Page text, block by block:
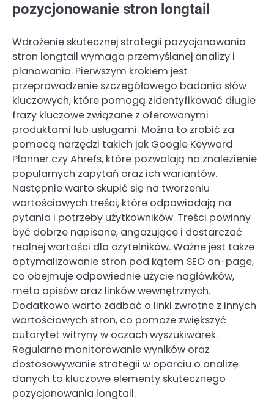
pozycjonowanie stron longtail
Wdrożenie skutecznej strategii pozycjonowania
stron longtail wymaga przemyślanej analizy i
planowania. Pierwszym krokiem jest
przeprowadzenie szczegółowego badania słów
kluczowych, które pomogą zidentyfikować długie
frazy kluczowe związane z oferowanymi
produktami lub usługami. Można to zrobić za
pomocą narzędzi takich jak Google Keyword
Planner czy Ahrefs, które pozwalają na znalezienie
popularnych zapytań oraz ich wariantów.
Następnie warto skupić się na tworzeniu
wartościowych treści, które odpowiadają na
pytania i potrzeby użytkowników. Treści powinny
być dobrze napisane, angażujące i dostarczać
realnej wartości dla czytelników. Ważne jest także
optymalizowanie stron pod kątem SEO on-page,
co obejmuje odpowiednie użycie nagłówków,
meta opisów oraz linków wewnętrznych.
Dodatkowo warto zadbać o linki zwrotne z innych
wartościowych stron, co pomoże zwiększyć
autorytet witryny w oczach wyszukiwarek.
Regularne monitorowanie wyników oraz
dostosowywanie strategii w oparciu o analizę
danych to kluczowe elementy skutecznego
pozycjonowania longtail.